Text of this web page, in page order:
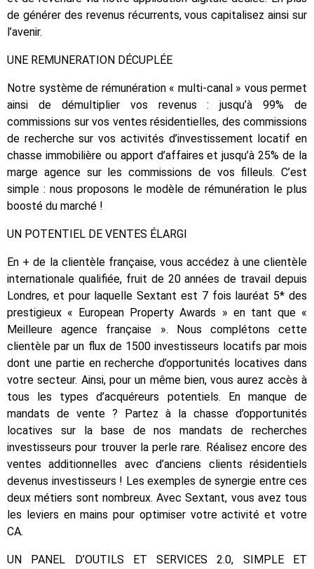
de générer des revenus récurrents, vous capitalisez ainsi sur
l’avenir.
UNE REMUNERATION DÉCUPLÉE
Notre système de rémunération « multi-canal » vous permet
ainsi de démultiplier vos revenus : jusqu’à 99% de
commissions sur vos ventes résidentielles, des commissions
de recherche sur vos activités d’investissement locatif en
chasse immobilière ou apport d’affaires et jusqu’à 25% de la
marge agence sur les commissions de vos filleuls. C’est
simple : nous proposons le modèle de rémunération le plus
boosté du marché !
UN POTENTIEL DE VENTES ÉLARGI
En + de la clientèle française, vous accédez à une clientèle
internationale qualifiée, fruit de 20 années de travail depuis
Londres, et pour laquelle Sextant est 7 fois lauréat 5* des
prestigieux « European Property Awards » en tant que «
Meilleure agence française ». Nous complétons cette
clientèle par un flux de 1500 investisseurs locatifs par mois
dont une partie en recherche d’opportunités locatives dans
votre secteur. Ainsi, pour un même bien, vous aurez accès à
tous les types d’acquéreurs potentiels. En manque de
mandats de vente ? Partez à la chasse d’opportunités
locatives sur la base de nos mandats de recherches
investisseurs pour trouver la perle rare. Réalisez encore des
ventes additionnelles avec d’anciens clients résidentiels
devenus investisseurs ! Les exemples de synergie entre ces
deux métiers sont nombreux. Avec Sextant, vous avez tous
les leviers en mains pour optimiser votre activité et votre
CA.
UN PANEL D’OUTILS ET SERVICES 2.0, SIMPLE ET